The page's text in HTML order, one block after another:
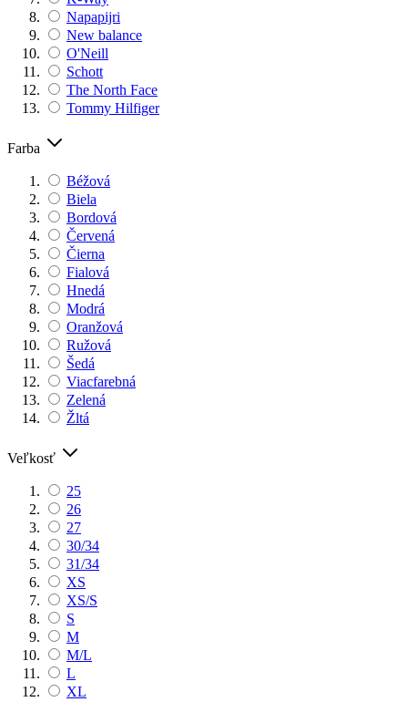
Napapijri
New balance
O'Neill
Schott
The North Face
Tommy Hilfiger
Farba
Béžová
Biela
Bordová
Červená
Čierna
Fialová
Hnedá
Modrá
Oranžová
Ružová
Šedá
Viacfarebná
Zelená
Žltá
Veľkosť
25
26
27
30/34
31/34
XS
XS/S
S
M
M/L
L
XL